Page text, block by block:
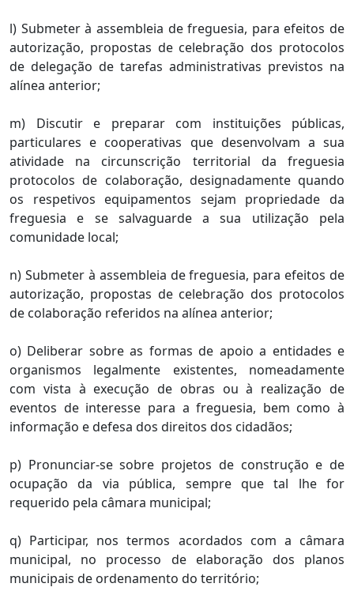
l) Submeter à assembleia de freguesia, para efeitos de
autorização, propostas de celebração dos protocolos
de delegação de tarefas administrativas previstos na
alínea anterior;
m) Discutir e preparar com instituições públicas,
particulares e cooperativas que desenvolvam a sua
atividade na circunscrição territorial da freguesia
protocolos de colaboração, designadamente quando
os respetivos equipamentos sejam propriedade da
freguesia e se salvaguarde a sua utilização pela
comunidade local;
n) Submeter à assembleia de freguesia, para efeitos de
autorização, propostas de celebração dos protocolos
de colaboração referidos na alínea anterior;
o) Deliberar sobre as formas de apoio a entidades e
organismos legalmente existentes, nomeadamente
com vista à execução de obras ou à realização de
eventos de interesse para a freguesia, bem como à
informação e defesa dos direitos dos cidadãos;
p) Pronunciar-se sobre projetos de construção e de
ocupação da via pública, sempre que tal lhe for
requerido pela câmara municipal;
q) Participar, nos termos acordados com a câmara
municipal, no processo de elaboração dos planos
municipais de ordenamento do território;